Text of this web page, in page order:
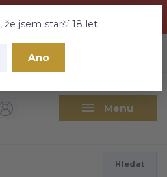
vše a ještě mnohem víc
jsem starší 18 let.
Ano
Menu
CZK
Hledat